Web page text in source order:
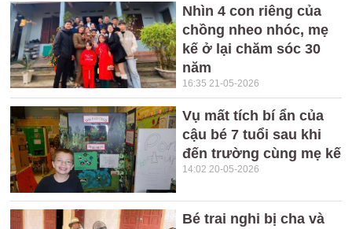
Nhìn 4 con riêng của
chồng nheo nhóc, mẹ
kế ở lại chăm sóc 30
năm
16:35 21-05-2026
Vụ mất tích bí ẩn của
cậu bé 7 tuổi sau khi
đến trường cùng mẹ kế
14:02 20-05-2026
Bé trai nghi bị cha và